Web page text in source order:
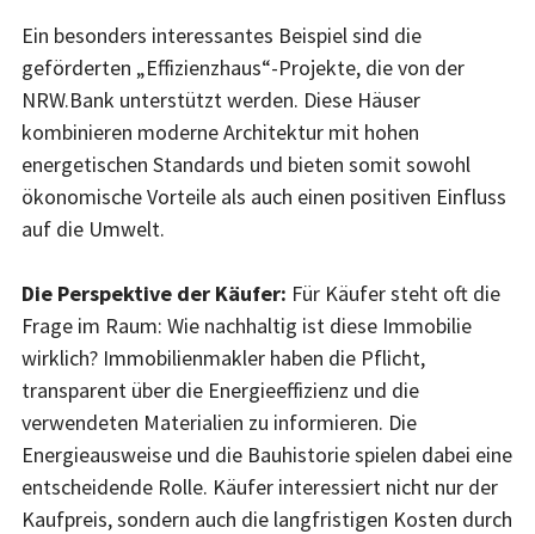
Ein besonders interessantes Beispiel sind die
geförderten „Effizienzhaus“-Projekte, die von der
NRW.Bank unterstützt werden. Diese Häuser
kombinieren moderne Architektur mit hohen
energetischen Standards und bieten somit sowohl
ökonomische Vorteile als auch einen positiven Einfluss
auf die Umwelt.
Die Perspektive der Käufer: Für Käufer steht oft die
Frage im Raum: Wie nachhaltig ist diese Immobilie
wirklich? Immobilienmakler haben die Pflicht,
transparent über die Energieeffizienz und die
verwendeten Materialien zu informieren. Die
Energieausweise und die Bauhistorie spielen dabei eine
entscheidende Rolle. Käufer interessiert nicht nur der
Kaufpreis, sondern auch die langfristigen Kosten durch